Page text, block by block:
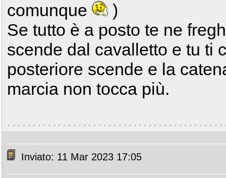
comunque
)
Se tutto è a posto te ne
scende dal cavalletto e tu ti
posteriore scende e la
marcia non tocca più.
Inviato: 11 Mar 2023 17:05